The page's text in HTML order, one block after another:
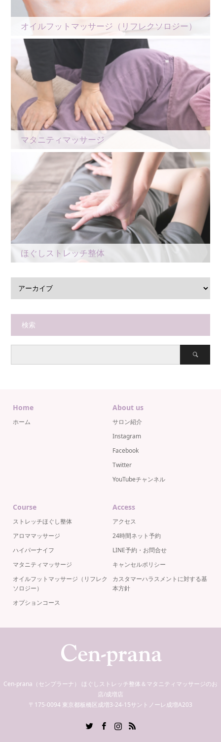
オイルフットマッサージ（リフレクソロジー）
マタニティマッサージ
ほぐしストレッチ整体
検索
Home
ホーム
About us
サロン紹介
Instagram
Facebook
Twitter
YouTubeチャンネル
Course
ストレッチほぐし整体
アロママッサージ
ハイパーナイフ
マタニティマッサージ
オイルフットマッサージ（リフレク
ソロジー）
オプションコース
Access
アクセス
24時間ネット予約
LINE予約・お問合せ
キャンセルポリシー
カスタマーハラスメントに対する基
本方針
Cen-prana（センプラーナ） ほぐしストレッチ整体＆マタニティマッサージのお
店/成増店
〒175-0094 東京都板橋区成増3-24-15サントノーレ成増A203
RSS